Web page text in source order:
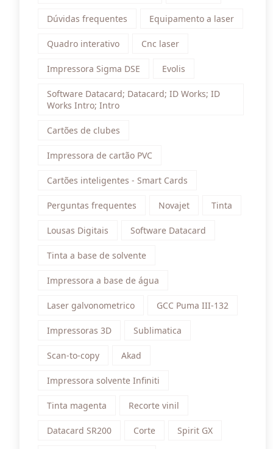
Dúvidas frequentes Equipamento a laser
Quadro interativo Cnc laser
Impressora Sigma DSE Evolis
Software Datacard; Datacard; ID Works; ID
Works Intro; Intro
Cartões de clubes
Impressora de cartão PVC
Cartões inteligentes - Smart Cards
Perguntas frequentes Novajet Tinta
Lousas Digitais Software Datacard
Tinta a base de solvente
Impressora a base de água
Laser galvonometrico GCC Puma III-132
Impressoras 3D Sublimatica
Scan-to-copy Akad
Impressora solvente Infiniti
Tinta magenta Recorte vinil
Datacard SR200 Corte Spirit GX